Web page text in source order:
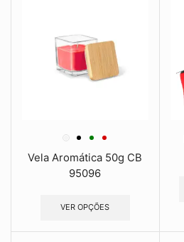
Vela Aromática 50g CB
95096
VER OPÇÕES